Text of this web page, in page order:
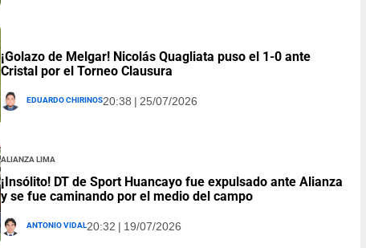
¡Golazo de Melgar! Nicolás Quagliata puso el 1-0 ante
Cristal por el Torneo Clausura
Eduardo Chirinos20:38 | 25/07/2026
Alianza Lima
¡Insólito! DT de Sport Huancayo fue expulsado ante Alianza
y se fue caminando por el medio del campo
Antonio Vidal20:32 | 19/07/2026